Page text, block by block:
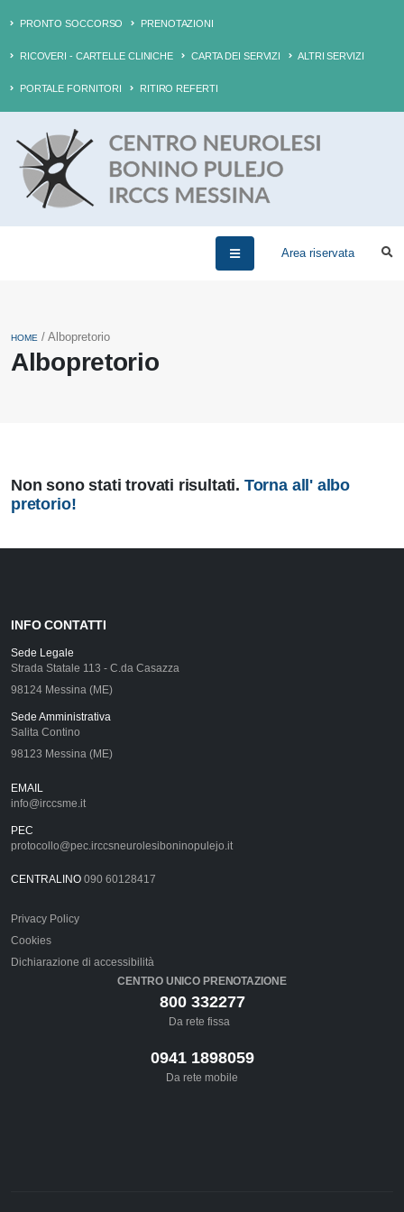
PRONTO SOCCORSO PRENOTAZIONI
RICOVERI - CARTELLE CLINICHE CARTA DEI SERVIZI ALTRI SERVIZI
PORTALE FORNITORI RITIRO REFERTI
Area riservata
Albopretorio
HOME / Albopretorio
Non sono stati trovati risultati. Torna all' albo
pretorio!
INFO CONTATTI
Sede Legale
Strada Statale 113 - C.da Casazza
98124 Messina (ME)
Sede Amministrativa
Salita Contino
98123 Messina (ME)
EMAIL
info@irccsme.it
PEC
protocollo@pec.irccsneurolesiboninopulejo.it
CENTRALINO 090 60128417
Privacy Policy
Cookies
Dichiarazione di accessibilità
CENTRO UNICO PRENOTAZIONE
800 332277
Da rete fissa
0941 1898059
Da rete mobile